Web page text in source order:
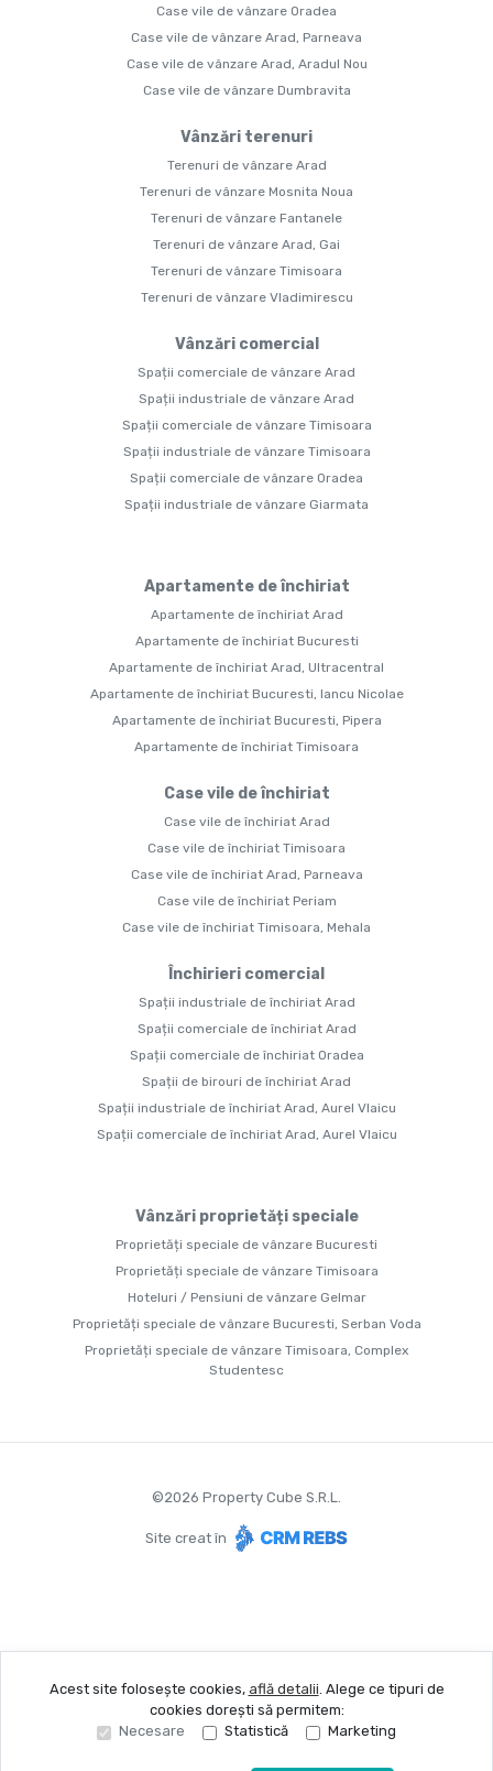
Case vile de vânzare Oradea
Case vile de vânzare Arad, Parneava
Case vile de vânzare Arad, Aradul Nou
Case vile de vânzare Dumbravita
Vânzări terenuri
Terenuri de vânzare Arad
Terenuri de vânzare Mosnita Noua
Terenuri de vânzare Fantanele
Terenuri de vânzare Arad, Gai
Terenuri de vânzare Timisoara
Terenuri de vânzare Vladimirescu
Vânzări comercial
Spații comerciale de vânzare Arad
Spații industriale de vânzare Arad
Spații comerciale de vânzare Timisoara
Spații industriale de vânzare Timisoara
Spații comerciale de vânzare Oradea
Spații industriale de vânzare Giarmata
Apartamente de închiriat
Apartamente de închiriat Arad
Apartamente de închiriat Bucuresti
Apartamente de închiriat Arad, Ultracentral
Apartamente de închiriat Bucuresti, Iancu Nicolae
Apartamente de închiriat Bucuresti, Pipera
Apartamente de închiriat Timisoara
Case vile de închiriat
Case vile de închiriat Arad
Case vile de închiriat Timisoara
Case vile de închiriat Arad, Parneava
Case vile de închiriat Periam
Case vile de închiriat Timisoara, Mehala
Închirieri comercial
Spații industriale de închiriat Arad
Spații comerciale de închiriat Arad
Spații comerciale de închiriat Oradea
Spații de birouri de închiriat Arad
Spații industriale de închiriat Arad, Aurel Vlaicu
Spații comerciale de închiriat Arad, Aurel Vlaicu
Vânzări proprietăți speciale
Proprietăți speciale de vânzare Bucuresti
Proprietăți speciale de vânzare Timisoara
Hoteluri / Pensiuni de vânzare Gelmar
Proprietăți speciale de vânzare Bucuresti, Serban Voda
Proprietăți speciale de vânzare Timisoara, Complex
Studentesc
©2026 Property Cube S.R.L.
Site creat în
Acest site folosește cookies, află detalii. Alege ce tipuri de
cookies dorești să permitem:
Necesare
Statistică Marketing